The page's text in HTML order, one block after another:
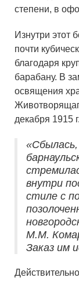
степени, в
Изнутри этот
почти
благодаря
барабану. В
освящения
декабря 1915
внутри
стиле с
М.М.
Заказ им